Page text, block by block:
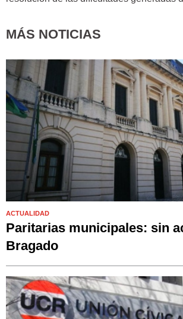
MÁS NOTICIAS
ACTUALIDAD
Paritarias municipales: sin
Bragado